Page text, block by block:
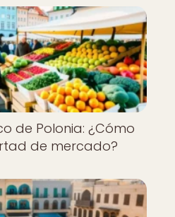
de Polonia: ¿Cómo
de mercado?